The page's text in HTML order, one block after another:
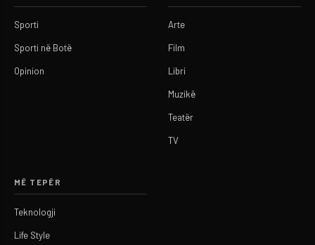
Sporti
Sporti në Botë
Opinion
Arte
Film
Libri
Muzikë
Teatër
TV
MË TEPËR
Teknologji
Life Style